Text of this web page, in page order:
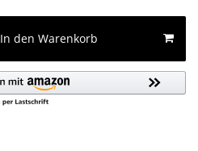
In den Warenkorb